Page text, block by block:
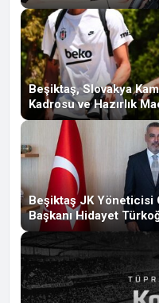
Beşiktaş, Slovakya
Kadrosu ve Hazırlık
Beşiktaş JK Yöneticisi
Başkanı Hidayet